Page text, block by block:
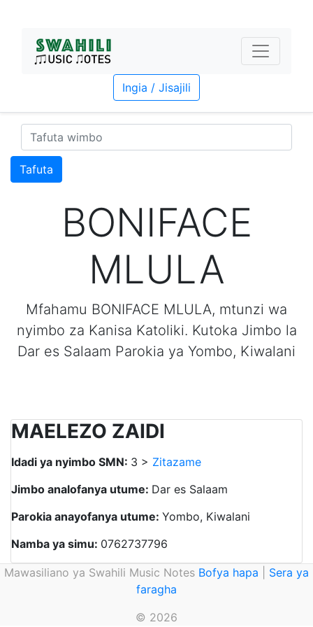
Ingia / Jisajili
Tafuta
BONIFACE
MLULA
Mfahamu BONIFACE MLULA, mtunzi wa
nyimbo za Kanisa Katoliki. Kutoka Jimbo la
Dar es Salaam Parokia ya Yombo, Kiwalani
MAELEZO ZAIDI
Idadi ya nyimbo SMN: 3 > Zitazame
Jimbo analofanya utume: Dar es Salaam
Parokia anayofanya utume: Yombo, Kiwalani
Namba ya simu: 0762737796
Mawasiliano ya Swahili Music Notes Bofya hapa
Sera ya
faragha
© 2026